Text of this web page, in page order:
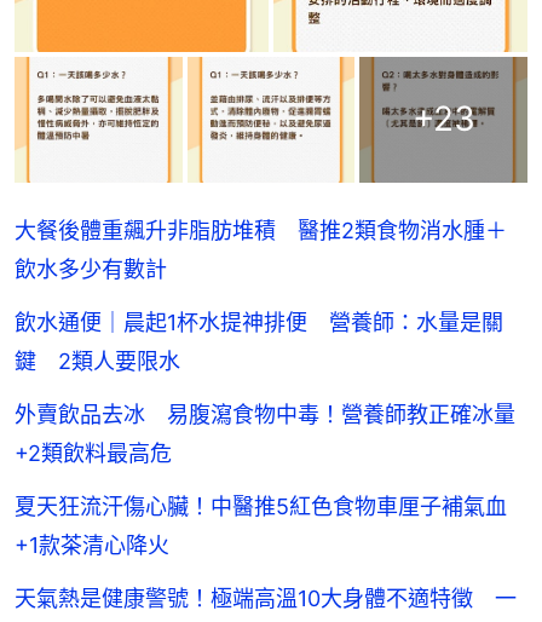
+23
大餐後體重飆升非脂肪堆積 醫推2類食物消水腫＋
飲水多少有數計
飲水通便｜晨起1杯水提神排便 營養師：水量是關
鍵 2類人要限水
外賣飲品去冰 易腹瀉食物中毒！營養師教正確冰量
+2類飲料最高危
夏天狂流汗傷心臟！中醫推5紅色食物車厘子補氣血
+1款茶清心降火
天氣熱是健康警號！極端高溫10大身體不適特徵 一